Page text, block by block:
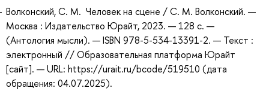
Волконский, С. М. Человек на сцене / С. М. Волконский. —
Москва : Издательство Юрайт, 2023. — 128 с. —
(Антология мысли). — ISBN 978-5-534-13391-2. — Текст :
электронный // Образовательная платформа Юрайт
[сайт]. — URL: https://urait.ru/bcode/519510 (дата
обращения: 04.07.2025).